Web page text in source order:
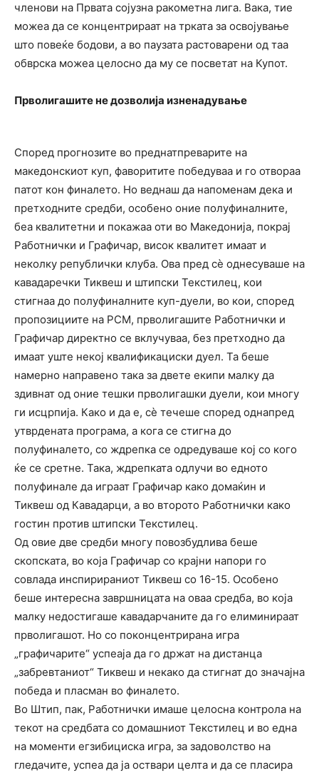
членови на Првата сојузна ракометна лига. Вака, тие
можеа да се концентрираат на трката за освојување
што повеќе бодови, а во паузата растоварени од таа
обврска можеа целосно да му се посветат на Купот.
Прволигашите не дозволија изненадување
Според прогнозите во преднатпреварите на
македонскиот куп, фаворитите победуваа и го отвораа
патот кон финалето. Но веднаш да напоменам дека и
претходните средби, особено оние полуфиналните,
беа квалитетни и покажаа оти во Македонија, покрај
Работнички и Графичар, висок квалитет имаат и
неколку републички клуба. Ова пред сѐ однесуваше на
кавадаречки Тиквеш и штипски Текстилец, кои
стигнаа до полуфиналните куп-дуели, во кои, според
пропозициите на РСМ, прволигашите Работнички и
Графичар директно се вклучуваа, без претходно да
имаат уште некој квалификациски дуел. Та беше
намерно направено така за двете екипи малку да
здивнат од оние тешки прволигашки дуели, кои многу
ги исцрпија. Како и да е, сѐ течеше според однапред
утврдената програма, а кога се стигна до
полуфиналето, со ждрепка се одредуваше кој со кого
ќе се сретне. Така, ждрепката одлучи во едното
полуфинале да играат Графичар како домаќин и
Тиквеш од Кавадарци, а во второто Работнички како
гостин против штипски Текстилец.
Од овие две средби многу повозбудлива беше
скопската, во која Графичар со крајни напори го
совлада инспирираниот Тиквеш со 16-15. Особено
беше интересна завршницата на оваа средба, во која
малку недостигаше кавадарчаните да го елиминираат
прволигашот. Но со поконцентрирана игра
„графичарите“ успеаја да го држат на дистанца
„забревтаниот“ Тиквеш и некако да стигнат до значајна
победа и пласман во финалето.
Во Штип, пак, Работнички имаше целосна контрола на
текот на средбата со домашниот Текстилец и во една
на моменти егзибициска игра, за задоволство на
гледачите, успеа да ја оствари целта и да се пласира